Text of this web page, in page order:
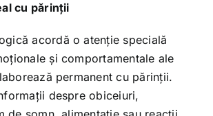
cu părinții
acordă o atenție specială
și comportamentale ale
permanent cu părinții.
despre obiceiuri,